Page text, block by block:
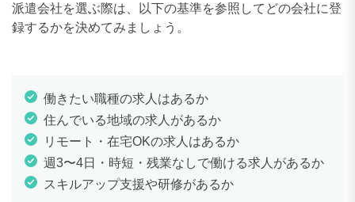
派遣会社を選ぶ際は、以下の基準を参照してどの会社に登
録するかを決めてみましょう。
働きたい職種の求人はあるか
住んでいる地域の求人があるか
リモート・在宅OKの求人はあるか
週3〜4日・時短・残業なしで働ける求人があるか
スキルアップ支援や研修があるか